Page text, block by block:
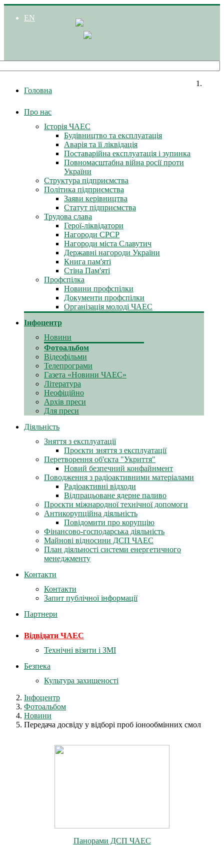
EN
Головна
Про нас
Історія ЧАЕС
Будівництво та експлуатація
Аварія та її ліквідація
Поставарійна експлуатація і зупинка
Повномасштабна війна росії проти
України
Структура підприємства
Політика підприємства
Заяви керівництва
Статут підприємства
Трудова слава
Герої-ліквідатори
Нагороди СРСР
Нагороди міста Славутич
Державні нагороди України
Книга пам'яті
Стіна Пам'яті
Профспілка
Новини профспілки
Документи профспілки
Організація молоді ЧАЕС
Інфоцентр
Новини
Фотоальбом
Відеофільми
Телепрограми
Газета «Новини ЧАЕС»
Література
Неофіційно
Архів преси
Для преси
Діяльність
Зняття з експлуатації
Проєкти зняття з експлуатації
Перетворення об'єкта "Укриття"
Новий безпечний конфайнмент
Поводження з радіоактивними матеріалами
Радіоактивні відходи
Відпрацьоване ядерне паливо
Проєкти міжнародної технічної допомоги
Антикорупційна діяльність
Повідомити про корупцію
Фінансово-господарська діяльність
Майнові відносини ДСП ЧАЕС
План діяльності системи енергетичного
менеджменту
Контакти
Контакти
Запит публічної інформації
Партнери
Відвідати ЧАЕС
Технічні візити і ЗМІ
Безпека
Культура захищеності
Інфоцентр
Фотоальбом
Новини
Передача досвіду у відборі проб іонообмінних смол
Панорами ДСП ЧАЕС